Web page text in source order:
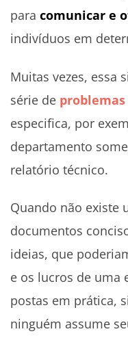
para comunicar e
indivíduos em
Muitas vezes, essa
série de problemas
especifica, por
departamento
relatório técnico.
Quando não existe
documentos
ideias, que
e os lucros de uma
postas em prática,
ninguém assume